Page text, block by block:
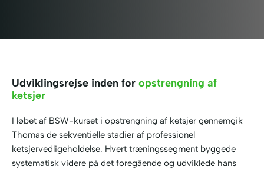
Udviklingsrejse inden for opstrengning af
ketsjer
I løbet af BSW-kurset i opstrengning af ketsjer gennemgik
Thomas de sekventielle stadier af professionel
ketsjervedligeholdelse. Hvert træningssegment byggede
systematisk videre på det foregående og udviklede hans